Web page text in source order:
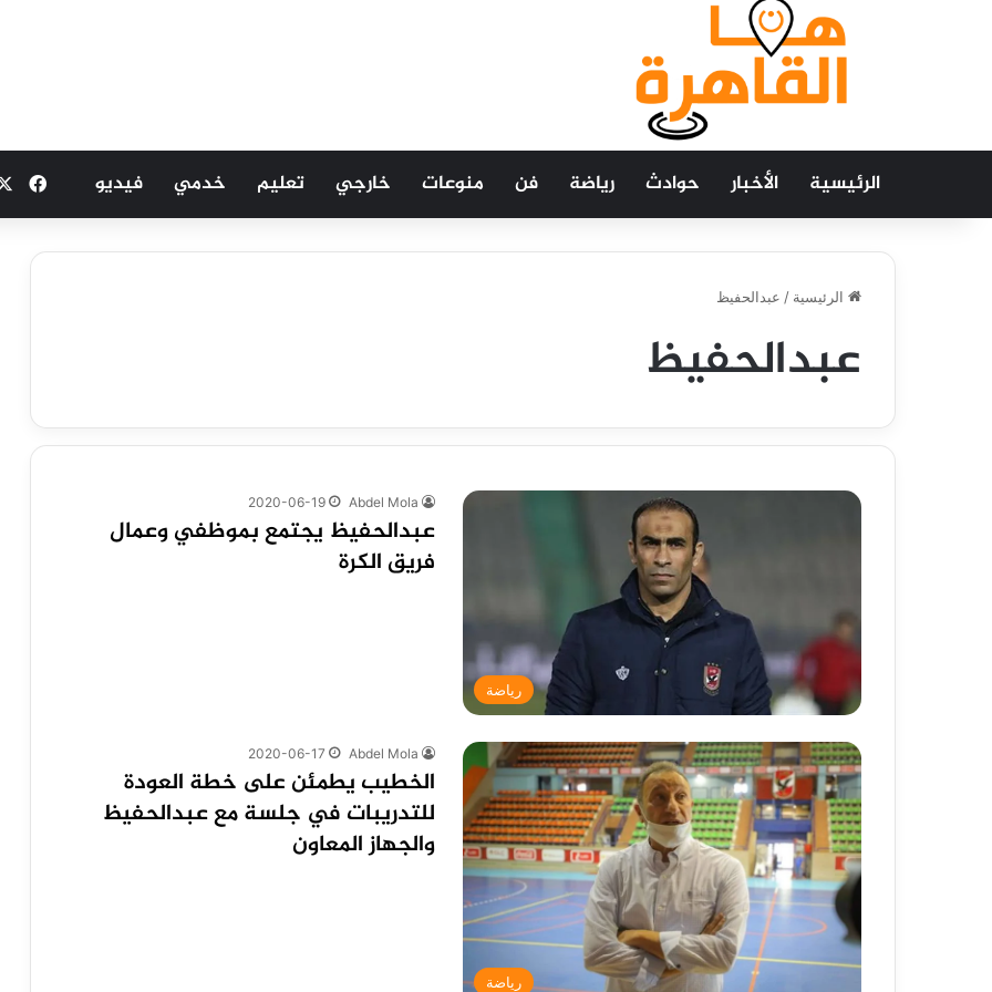
الرئيسية الأخبار حوادث رياضة فن منوعات خارجي تعليم خدمي فيديو
الرئيسية / عبدالحفيظ
عبدالحفيظ
رياضة
Abdel Mola
2020-06-19
عبدالحفيظ يجتمع بموظفي وعمال
فريق الكرة
رياضة
Abdel Mola
2020-06-17
الخطيب يطمئن على خطة العودة
للتدريبات في جلسة مع عبدالحفيظ
والجهاز المعاون